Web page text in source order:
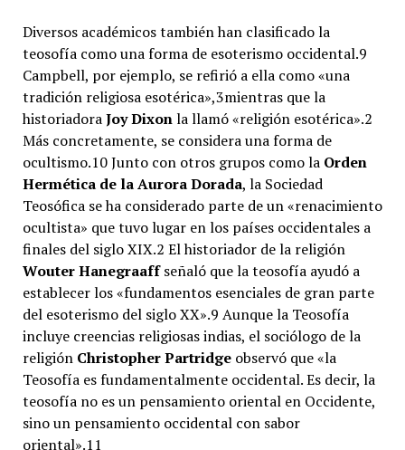
Diversos académicos también han clasificado la
teosofía como una forma de esoterismo occidental.9​
Campbell, por ejemplo, se refirió a ella como «una
tradición religiosa esotérica»,3​mientras que la
historiadoraJoy Dixonla llamó «religión esotérica».2​
Más concretamente, se considera una forma de
ocultismo.10​ Junto con otros grupos como la Orden
Hermética de la Aurora Dorada, la Sociedad
Teosófica se ha considerado parte de un «renacimiento
ocultista» que tuvo lugar en los países occidentales a
finales del siglo XIX.2​ El historiador de la religión
Wouter Hanegraaffseñaló que la teosofía ayudó a
establecer los «fundamentos esenciales de gran parte
del esoterismo del siglo XX».9​ Aunque la Teosofía
incluye creencias religiosas indias, el sociólogo de la
religión Christopher Partridge observó que «la
Teosofía es fundamentalmente occidental. Es decir, la
teosofía no es un pensamiento oriental en Occidente,
sino un pensamiento occidental con sabor
oriental».11​